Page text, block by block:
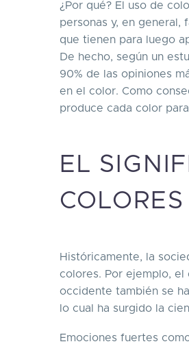
¿Por qué? El uso de
personas y, en general,
que tienen para luego
De hecho, según un
90% de las opiniones
en el color. Como
produce cada color
EL
COLORES
Históricamente, la
colores. Por ejemplo, el
occidente también se
lo cual ha surgido la
Emociones fuertes